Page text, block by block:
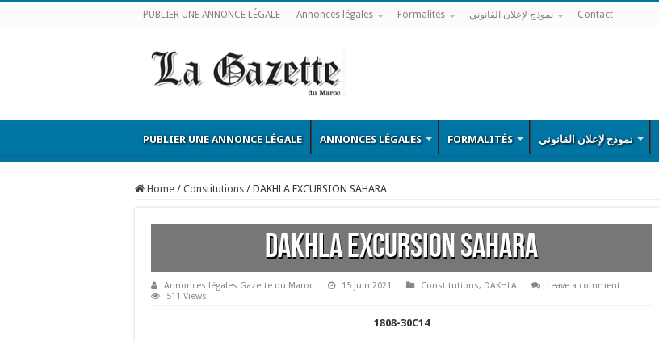
PUBLIER UNE ANNONCE LÉGALE Annonces légales Formalités نموذج لإعلان القانوني Contact
PUBLIER UNE ANNONCE LÉGALE ANNONCES LÉGALES FORMALITÉS نموذج لإعلان القانوني
Home / Constitutions / DAKHLA EXCURSION SAHARA
DAKHLA EXCURSION SAHARA
Annonces légales Gazette du Maroc 15 juin 2021 Constitutions, DAKHLA
Leave a comment
511 Views
1808-30C14